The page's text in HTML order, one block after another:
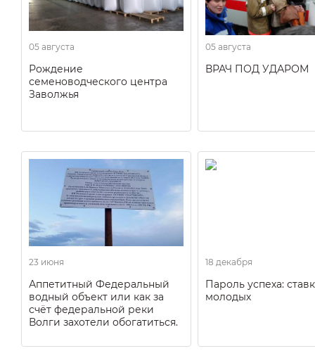
05 августа
Рождение
семеноводческого центра
Заволжья
05 августа
ВРАЧ ПОД УДАРОМ
23 июня
Аппетитный Федеральный
водный объект или как за
счёт федеральной реки
Волги захотели обогатиться.
18 декабря
Пароль успеха:
молодых